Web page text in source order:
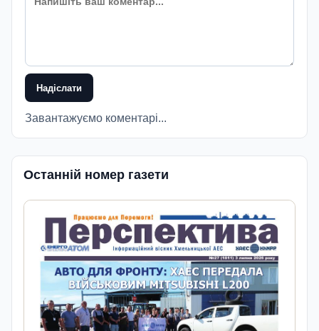
Надіслати
Завантажуємо коментарі...
Останній номер газети